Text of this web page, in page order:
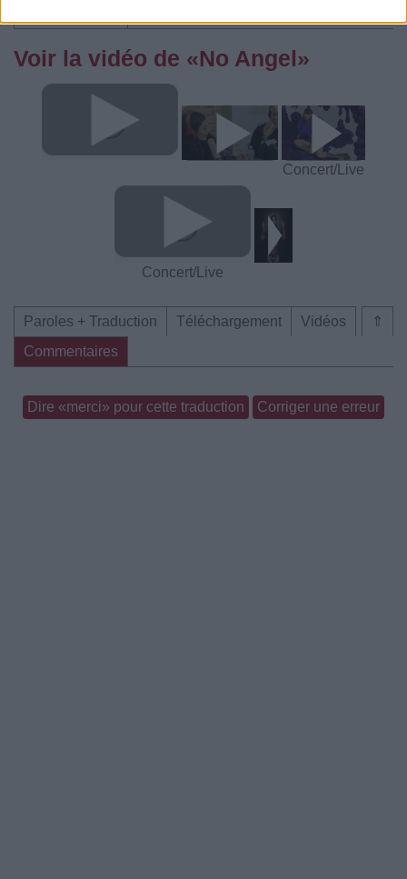
Voir la vidéo de «No Angel»
Concert/Live
Concert/Live
⇑
Paroles + Traduction Téléchargement
Vidéos
Commentaires
Dire «merci» pour cette traduction Corriger une erreur